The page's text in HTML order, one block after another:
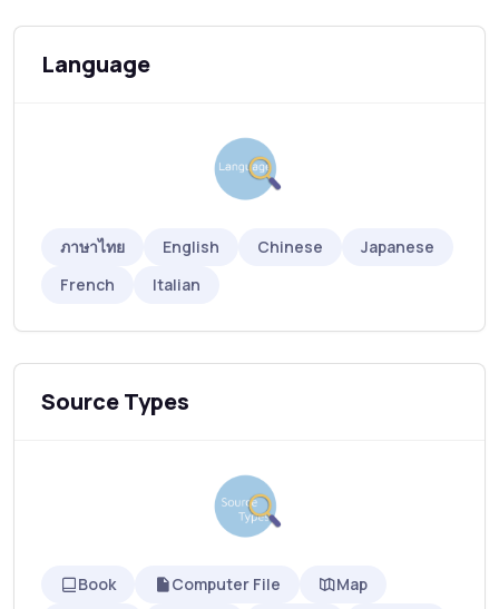
Language
ภาษาไทย English Chinese
Japanese
French
Italian
Source Types
Book Computer File
Map